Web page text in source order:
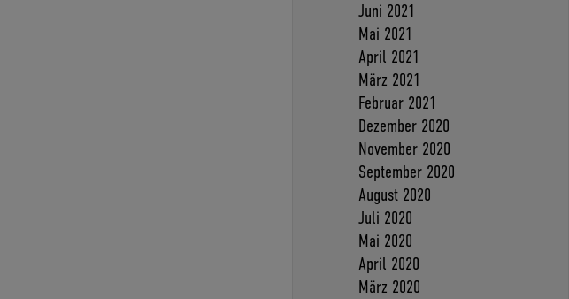
Juni 2021
Mai 2021
April 2021
März 2021
Februar 2021
Dezember 2020
November 2020
September 2020
August 2020
Juli 2020
Mai 2020
April 2020
März 2020